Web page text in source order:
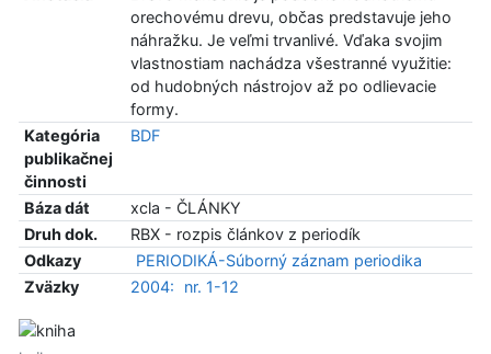
orechovému drevu, občas predstavuje jeho
náhražku. Je veľmi trvanlivé. Vďaka svojim
vlastnostiam nachádza všestranné využitie:
od hudobných nástrojov až po odlievacie
formy.
Kategória
publikačnej
činnosti
BDF
Báza dát
xcla - ČLÁNKY
Druh dok.
RBX - rozpis článkov z periodík
Odkazy
PERIODIKÁ-Súborný záznam periodika
Zväzky
2004: nr. 1-12